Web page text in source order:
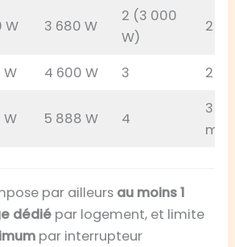
W 3 680 W
2 (3 000
W)
2
W 4 600 W 3 2
W 5 888 W 4
3
par ailleurs au moins 1
dédié par logement, et limite
par interrupteur